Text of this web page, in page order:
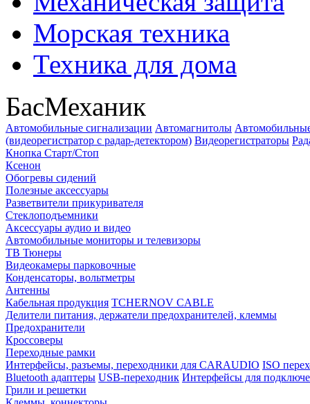
Морская техника
Техника для дома
БасМеханик
Автомобильные сигнализации Автомагнитолы
(видеорегистратор с радар-детектором) Видеорегистраторы
Кнопка Старт/Стоп
Ксенон
Обогревы сидений
Полезные аксессуары
Разветвители прикуривателя
Стеклоподъемники
Аксессуары аудио и видео
Автомобильные мониторы и телевизоры
ТВ Тюнеры
Видеокамеры парковочные
Конденсаторы, вольтметры
Антенны
Кабельная продукция TCHERNOV CABLE
Делители питания, держатели предохранителей, клеммы
Предохранители
Кроссоверы
Переходные рамки
Интерфейсы, разъемы, переходники для CARAUDIO ISO
Bluetooth адаптеры USB-переходник Интерфейсы для
Грили и решетки